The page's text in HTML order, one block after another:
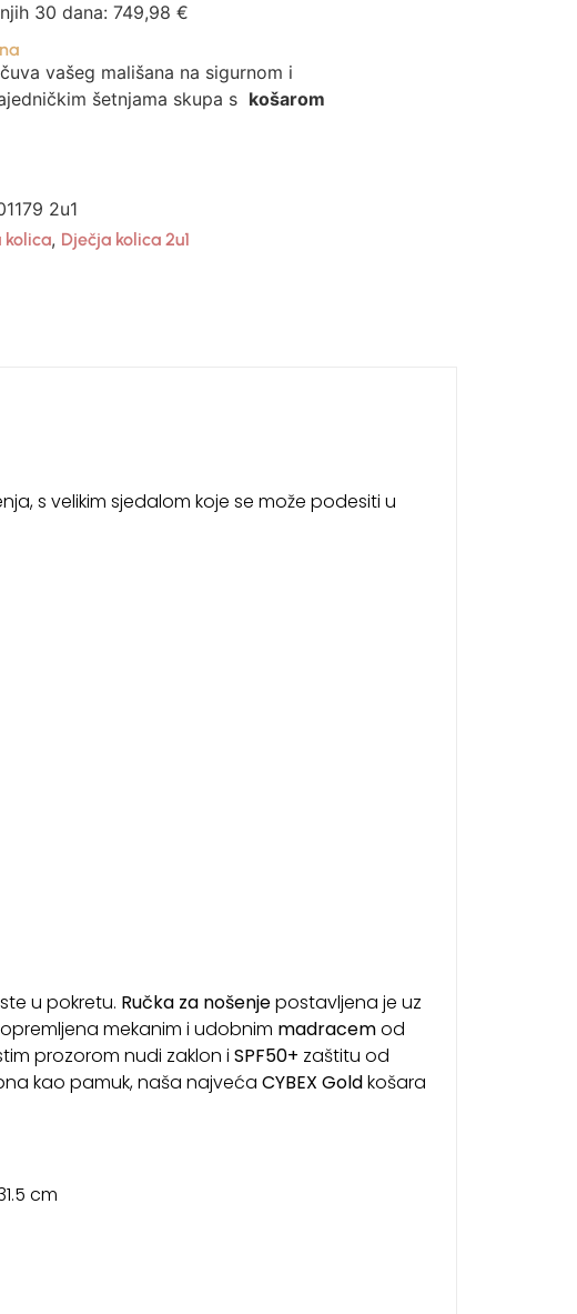
30 dana: 749,98 €
čuva vašeg mališana na sigurnom i
šetnjama skupa s košarom
2u1
kolica, Dječja kolica 2u1
s velikim sjedalom koje se može podesiti u
u pokretu. Ručka za nošenjepostavljena je uz
mekanim i udobnim madracemod
prozorom nudi zaklon i SPF50+ zaštitu od
kao pamuk, naša najveća CYBEX Goldkošara
cm